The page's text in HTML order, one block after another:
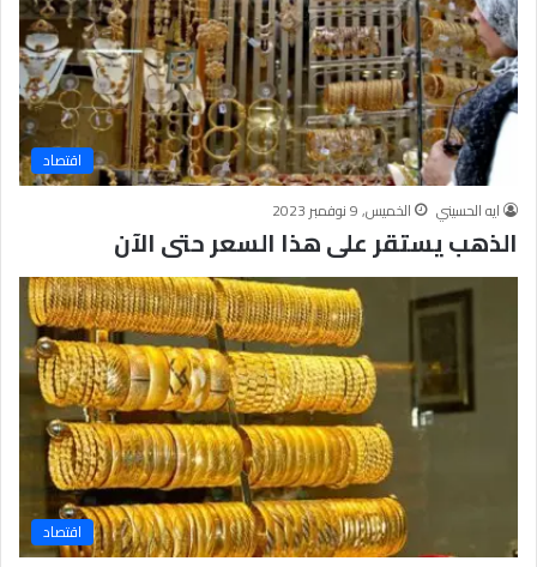
اقتصاد
ايه الحسيني
الخميس, 9 نوفمبر 2023
الذهب يستقر على هذا السعر حتى الآن
اقتصاد